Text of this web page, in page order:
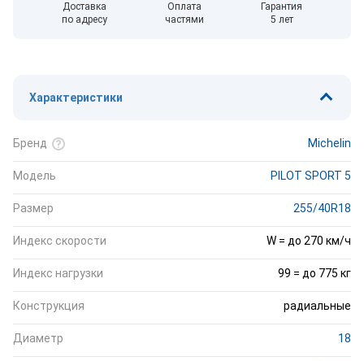
Доставка
по адресу
Оплата
частями
Гарантия
5 лет
Характеристики
Бренд Michelin
Модель PILOT SPORT 5
Размер 255/40R18
Индекс скорости W = до 270 км/ч
Индекс нагрузки 99 = до 775 кг
Конструкция радиальные
Диаметр 18